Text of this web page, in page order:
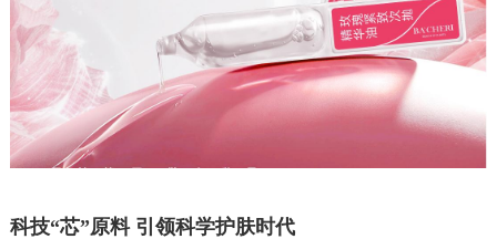
科技“芯”原料 引领科学护肤时代